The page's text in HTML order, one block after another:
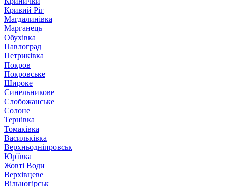
Кривий Ріг
Магдалинівка
Марганець
Обухівка
Павлоград
Петриківка
Покров
Покровське
Широке
Синельникове
Слобожанське
Солоне
Тернівка
Томаківка
Васильківка
Верхньодніпровськ
Юр'ївка
Жовті Води
Верхівцеве
Вільногірськ